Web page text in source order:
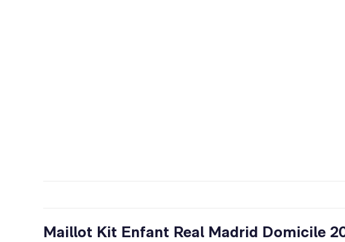
Maillot Kit Enfant Real Madrid Domicile